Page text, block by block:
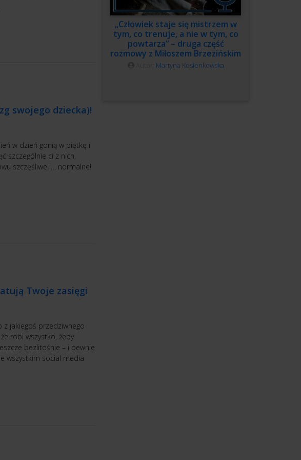
swojego dziecka)!
w dzień gonią w piętkę i
szczególnie ci z nich,
szczęśliwe i… normalne!
Twoje zasięgi
z jakiegoś przedziwnego
robi wszystko, żeby
bezlitośnie – i pewnie
wszystkim social media
„Człowiek staje się mistrzem w
tym, co trenuje, a nie w tym, co
powtarza” – druga część
rozmowy z Miłoszem Brzezińskim
Martyna Kosienkowska